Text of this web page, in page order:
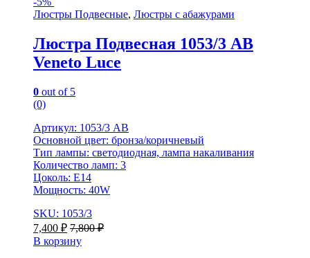
Люстры Подвесные, Люстры с абажурами
Люстра Подвесная 1053/3 AB
Veneto Luce
0 out of 5
(0)
Артикул: 1053/3 AB
Основной цвет: бронза/коричневый
Тип лампы: светодиодная, лампа накаливания
Количество ламп: 3
Цоколь: E14
Мощность: 40W
SKU: 1053/3
7,400 ₽ 7,800₽
В корзину